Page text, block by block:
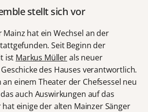
stellt sich vor
hat ein Wechsel an der
Seit Beginn der
ist Markus Müllerals neuer
des Hauses verantwortlich.
einem Theater der Chefsessel neu
auch Auswirkungen auf das
hat einige der alten Mainzer Sänger